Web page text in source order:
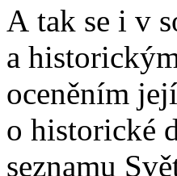
A tak se i v
a
oceněním
o historické
seznamu